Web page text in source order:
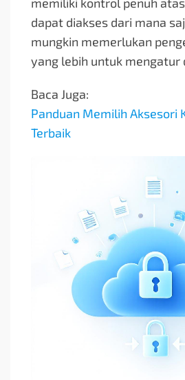
dapat diakses dari mana
mungkin memerlukan
yang lebih untuk mengatur
Baca Juga:
Panduan Memilih Aksesori
Terbaik